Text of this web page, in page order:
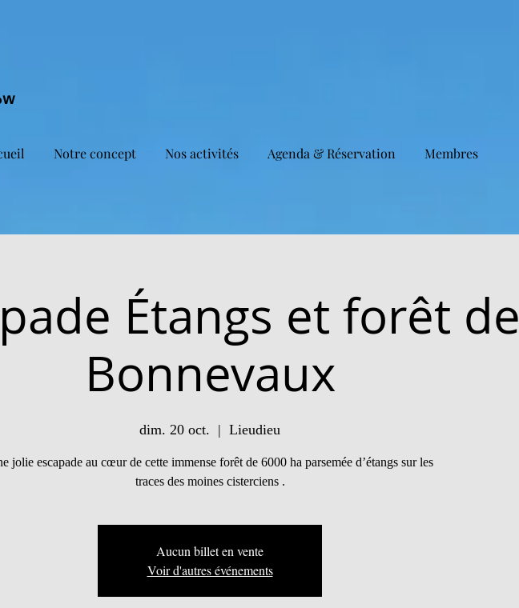
Notre concept Nos activités Agenda & Réservation Membres
Étangs et forêt de
Bonnevaux
dim. 20 oct.
  |
Lieudieu
jolie escapade au cœur de cette immense forêt de 6000 ha parsemée d’étangs sur les
traces des moines cisterciens .
Aucun billet en vente
Voir d'autres événements